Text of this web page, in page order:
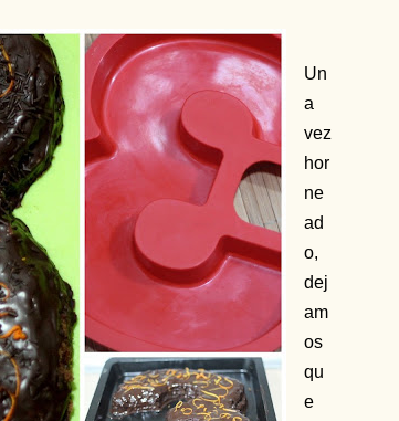
Un
a
vez
hor
ne
ad
o,
dej
am
os
qu
e